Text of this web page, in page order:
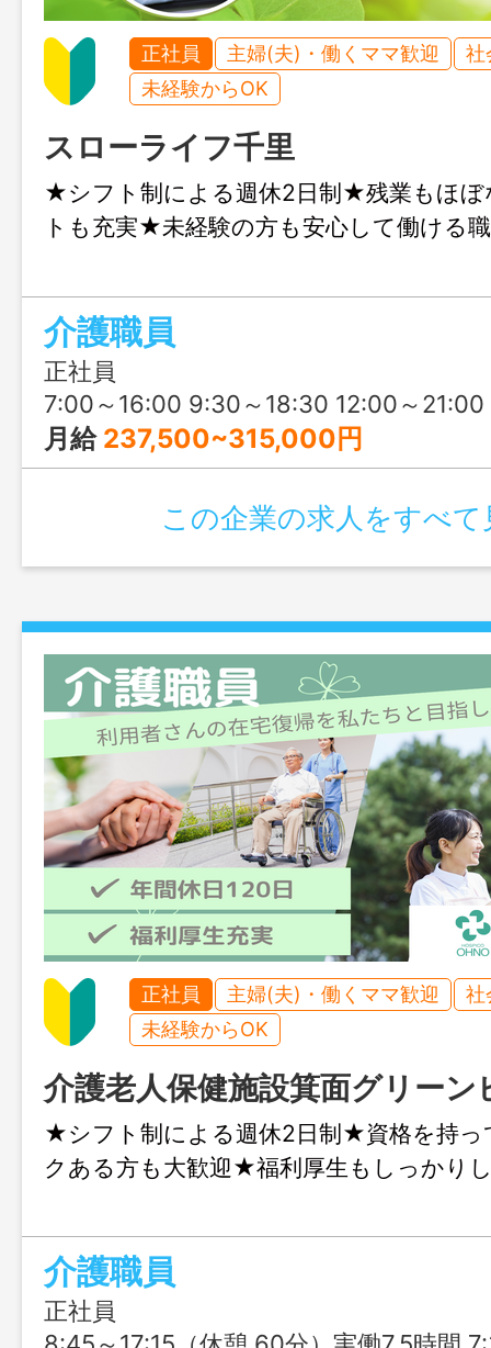
正社員 主婦(夫)・働くママ歓迎
社
未経験からOK
スローライフ千里
★シフト制による週休2日制★残業もほぼ
トも充実★未経験の方も安心して働ける
介護職員
正社員
7:00～16:00 9:30～18:30 12:00～21:00 21:00～翌7:00 ※その他シフト
月給 237,500~315,000円
この企業の求人をすべて
正社員 主婦(夫)・働くママ歓迎
社
未経験からOK
介護老人保健施設箕面グリーン
★シフト制による週休2日制★資格を持っ
クある方も大歓迎★福利厚生もしっかり
介護職員
正社員